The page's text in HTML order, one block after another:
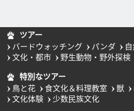
ツアー
バードウォッチング
パンダ
文化・都市
野生動物・野外探検
特別なツアー
鳥と花
食文化＆料理教室 獣
文化体験
少数民族文化